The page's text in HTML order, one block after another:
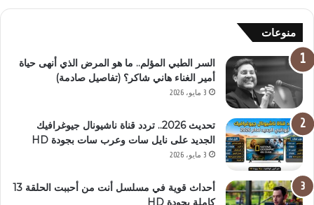
منوعات
السر الطبي المؤلم.. ما هو المرض الذي أنهى حياة
أمير الغناء هاني شاكر؟ (تفاصيل صادمة)
3 مايو، 2026
تحديث 2026.. تردد قناة ناشيونال جيوغرافيك
الجديد على نايل سات وعرب سات بجودة HD
3 مايو، 2026
أحداث قوية في مسلسل أنت من أحببت الحلقة 13
كاملة بجودة HD